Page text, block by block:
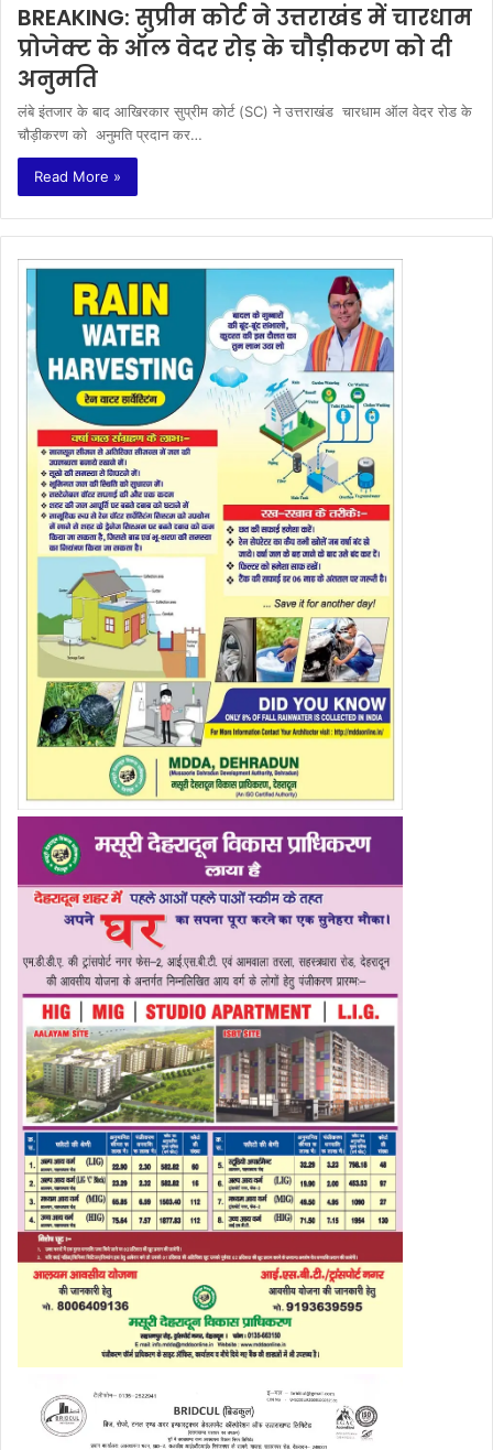
BREAKING: सुप्रीम कोर्ट ने उत्तराखंड में चारधाम
प्रोजेक्ट के ऑल वेदर रोड़ के चौड़ीकरण को दी
अनुमति
लंबे इंतजार के बाद आखिरकार सुप्रीम कोर्ट (SC) ने उत्तराखंड चारधाम ऑल वेदर रोड के
चौड़ीकरण को अनुमति प्रदान कर…
Read More »